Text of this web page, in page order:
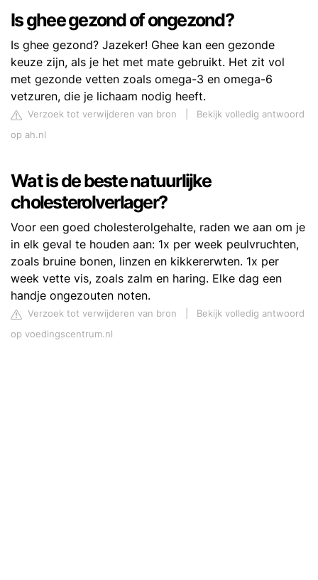
Is ghee gezond of ongezond?
Is ghee gezond? Jazeker! Ghee kan een gezonde
keuze zijn, als je het met mate gebruikt. Het zit vol
met gezonde vetten zoals omega-3 en omega-6
vetzuren, die je lichaam nodig heeft.
Verzoek tot verwijderen van bron
Bekijk volledig antwoord
op ah.nl
Wat is de beste natuurlijke
cholesterolverlager?
Voor een goed cholesterolgehalte, raden we aan om je
in elk geval te houden aan: 1x per week peulvruchten,
zoals bruine bonen, linzen en kikkererwten. 1x per
week vette vis, zoals zalm en haring. Elke dag een
handje ongezouten noten.
Verzoek tot verwijderen van bron
Bekijk volledig antwoord
op voedingscentrum.nl